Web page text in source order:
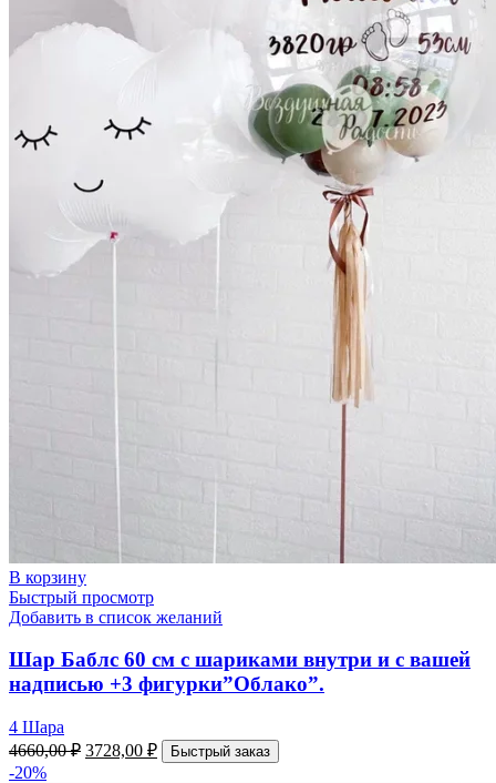
В корзину
Быстрый просмотр
Добавить в список желаний
Шар Баблс 60 см с шариками внутри и с вашей
надписью +3 фигурки”Облако”.
4 Шара
4660,00₽ 3728,00 ₽ Быстрый заказ
-20%